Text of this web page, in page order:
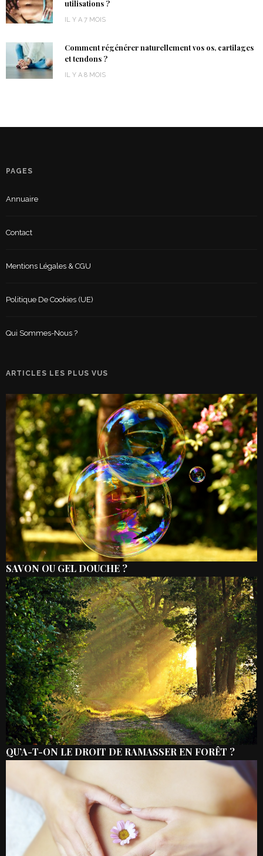
utilisations ?
IL Y A 7 MOIS
Comment régénérer naturellement vos os, cartilages
et tendons ?
IL Y A 8 MOIS
PAGES
Annuaire
Contact
Mentions Légales & CGU
Politique De Cookies (UE)
Qui Sommes-Nous ?
ARTICLES LES PLUS VUS
SAVON OU GEL DOUCHE ?
QU’A-T-ON LE DROIT DE RAMASSER EN FORÊT ?